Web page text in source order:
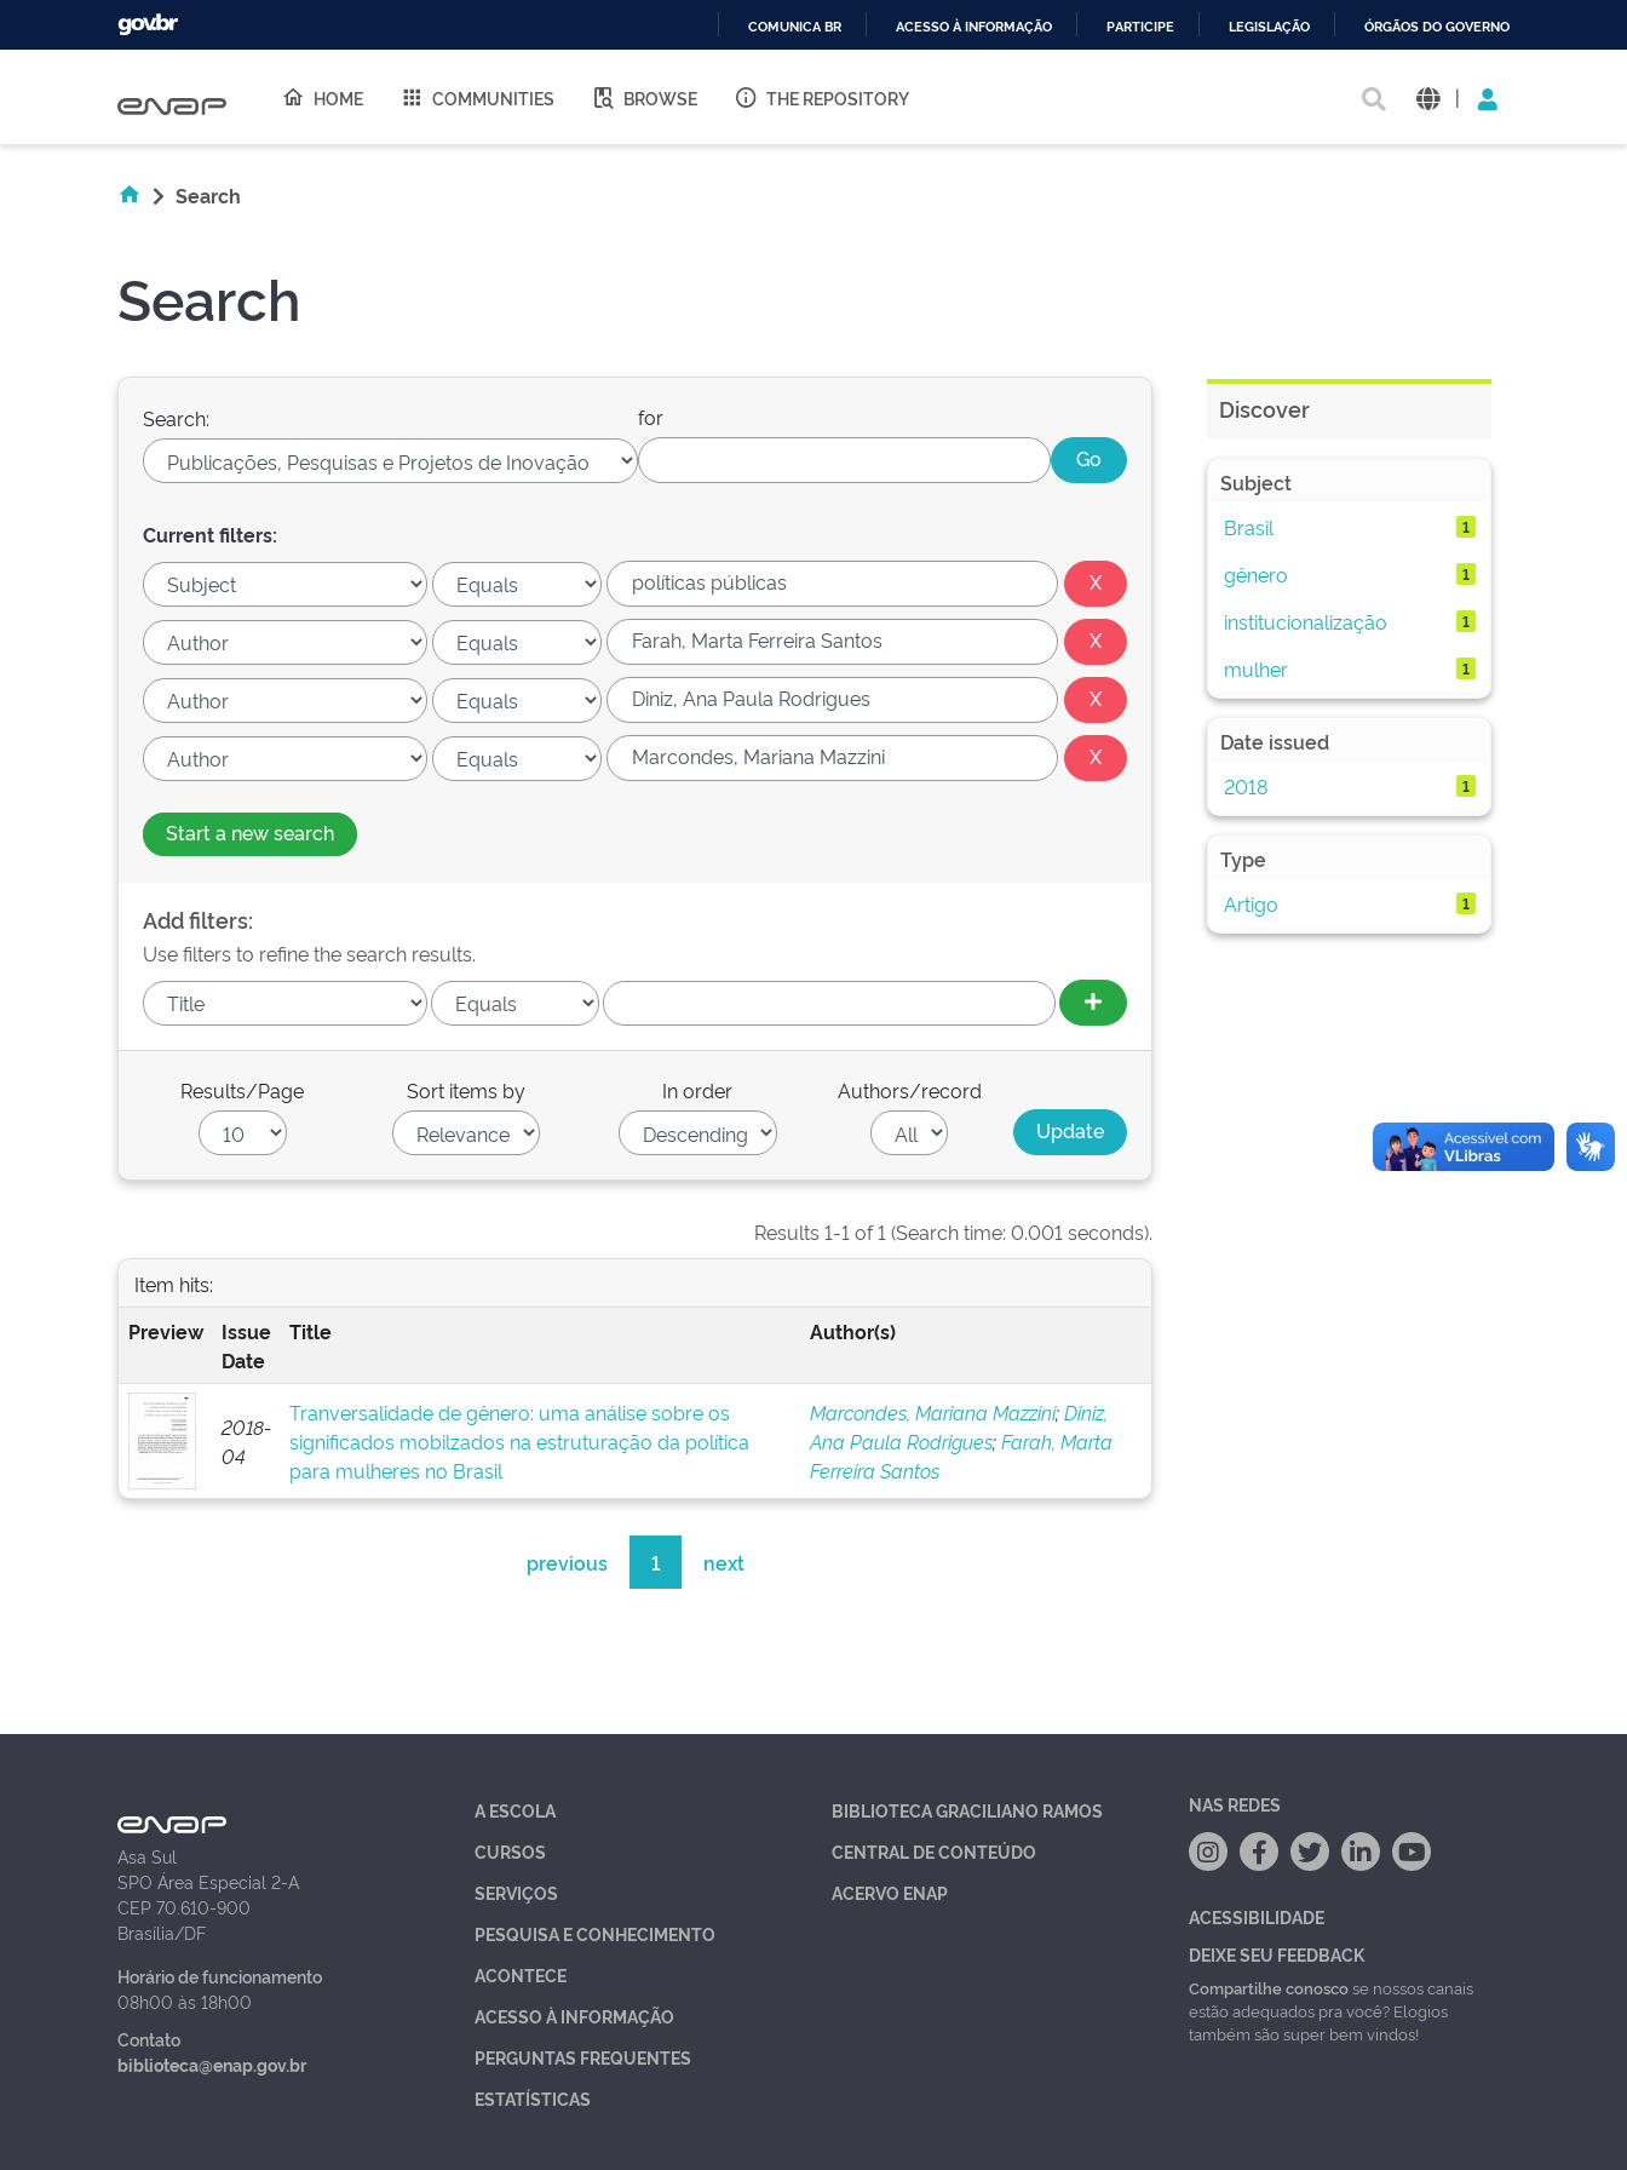
O
COMUNICA BR ACESSO À INFORMAÇÃO PARTICIPE LEGISLAÇÃO ÓRGÃOS DO GOVERNO
HOME COMMUNITIES BROWSE THE REPOSITORY |
Search
Search
Search: for
Current filters:
Start a new search
Add filters:
Use filters to refine the search results.
Results/Page Sort items by In order Authors/record
Results 1-1 of 1 (Search time: 0.001 seconds).
Item hits:
Preview
Issue
Date
Title Author(s)
2018-
04
Tranversalidade de gênero: uma análise sobre os
significados mobilzados na estruturação da política
para mulheres no Brasil
Marcondes, Mariana Mazzini;Diniz,
Ana Paula Rodrigues;Farah, Marta
Ferreira Santos
previous 1 next
Discover
Subject
Brasil
1
gênero 1
institucionalização 1
mulher 1
Date issued
2018
1
Type
Artigo
1
Asa Sul
SPO Área Especial 2-A
CEP 70.610-900
Brasília/DF
Horário de funcionamento
08h00 às 18h00
Contato
biblioteca@enap.gov.br
A ESCOLA
CURSOS
SERVIÇOS
PESQUISA E CONHECIMENTO
ACONTECE
ACESSO À INFORMAÇÃO
PERGUNTAS FREQUENTES
ESTATÍSTICAS
BIBLIOTECA GRACILIANO RAMOS
CENTRAL DE CONTEÚDO
ACERVO ENAP
NAS REDES
ACESSIBILIDADE
DEIXE SEU FEEDBACK
Compartilhe conoscose nossos canais
estão adequados pra você? Elogios
também são super bem vindos!